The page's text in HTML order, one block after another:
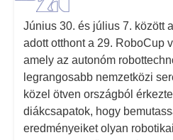
Június 30. és július 7. között
adott otthont a 29. RoboCup
amely az autonóm
legrangosabb nemzetközi
közel ötven országból
diákcsapatok, hogy
eredményeiket olyan